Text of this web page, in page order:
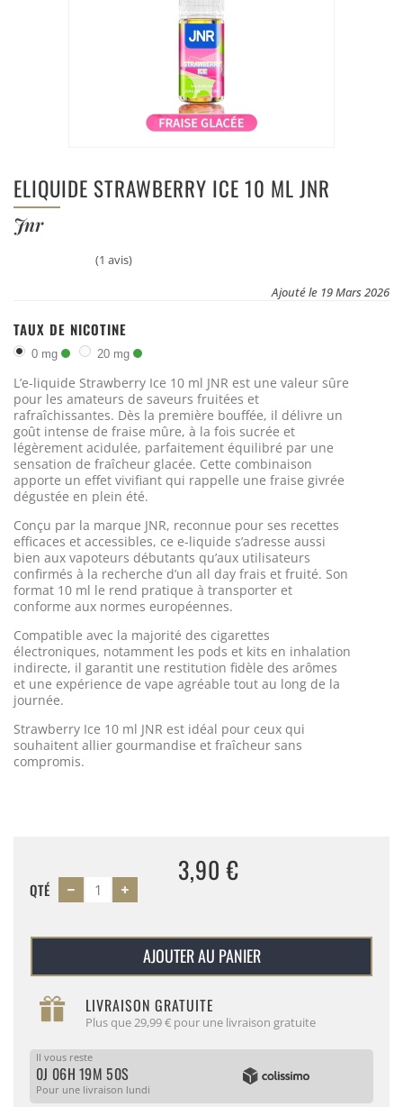
ELIQUIDE STRAWBERRY ICE 10 ML JNR
Jnr
(1 avis)
Ajouté le 19 Mars 2026
TAUX DE NICOTINE
0 mg 20 mg
L’e-liquide Strawberry Ice 10 ml JNR est une valeur sûre
pour les amateurs de saveurs fruitées et
rafraîchissantes. Dès la première bouffée, il délivre un
goût intense de fraise mûre, à la fois sucrée et
légèrement acidulée, parfaitement équilibré par une
sensation de fraîcheur glacée. Cette combinaison
apporte un effet vivifiant qui rappelle une fraise givrée
dégustée en plein été.
Conçu par la marque JNR, reconnue pour ses recettes
efficaces et accessibles, ce e-liquide s’adresse aussi
bien aux vapoteurs débutants qu’aux utilisateurs
confirmés à la recherche d’un all day frais et fruité. Son
format 10 ml le rend pratique à transporter et
conforme aux normes européennes.
Compatible avec la majorité des cigarettes
électroniques, notamment les pods et kits en inhalation
indirecte, il garantit une restitution fidèle des arômes
et une expérience de vape agréable tout au long de la
journée.
Strawberry Ice 10 ml JNR est idéal pour ceux qui
souhaitent allier gourmandise et fraîcheur sans
compromis.
QTÉ
3,90 €
AJOUTER AU PANIER
LIVRAISON GRATUITE
Plus que 29,99 € pour une livraison gratuite
Il vous reste
0J 06H 19M 50S
Pour une livraison lundi